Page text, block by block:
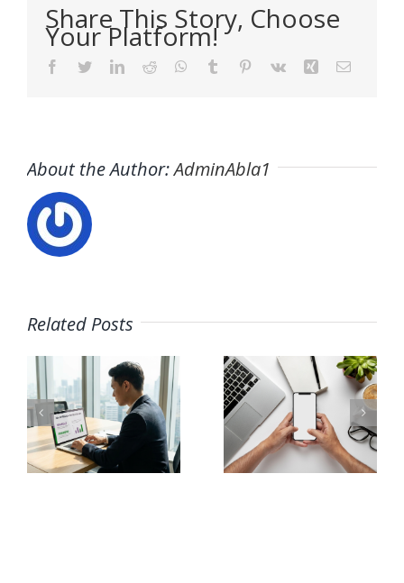
Share This Story, Choose
Your Platform!
Facebook
TwitterLinkedIn
Reddit WhatsApp
Tumblr Pinterest
Vk Xing Email
About the Author:AdminAbla1
Related Posts
Agenda
De
Búsqueda
De
¿Cómo
protege
Google
mi